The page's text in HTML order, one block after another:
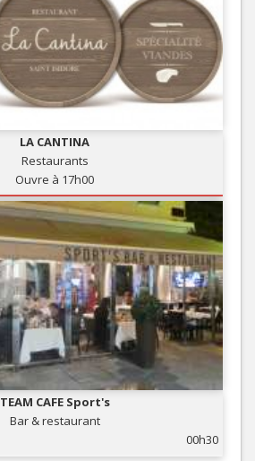
LA CANTINA
Restaurants
Ouvre à 17h00
TEAM CAFE Sport's
Bar & restaurant
00h30